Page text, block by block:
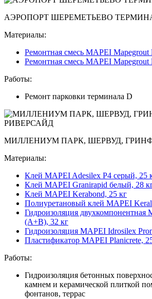
АЭРОПОРТ ШЕРЕМЕТЬЕВО
Материалы:
Ремонтная смесь MAPEI Mapegrout
Ремонтная смесь MAPEI
Работы:
Ремонт парковки терминала D
МИЛЛЕНИУМ ПАРК, ШЕРВУД,
Материалы:
Клей MAPEI Adesilex P4 серый, 25
Клей MAPEI Granirapid белый, 28
Клей MAPEI Kerabond, 25 кг
Полиуретановый клей MAPEI
Гидроизоляция двухкомпонентная
(А+B), 32 кг
Гидроизоляция MAPEI Idrosilex
Пластификатор MAPEI Planicrete,
Работы:
Гидроизоляция бетонных
камнем и керамической плиткой
фонтанов, террас